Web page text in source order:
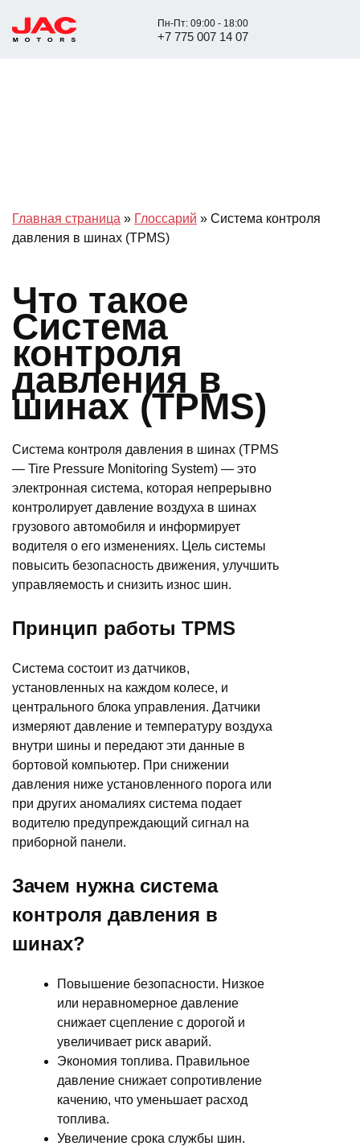
Пн-Пт: 09:00 - 18:00
+7 775 007 14 07
Главная страница » Глоссарий » Система контроля
давления в шинах (TPMS)
Что такое
Система
контроля
давления в
шинах (TPMS)
Система контроля давления в шинах (TPMS
— Tire Pressure Monitoring System) — это
электронная система, которая непрерывно
контролирует давление воздуха в шинах
грузового автомобиля и информирует
водителя о его изменениях. Цель системы
повысить безопасность движения, улучшить
управляемость и снизить износ шин.
Принцип работы TPMS
Система состоит из датчиков,
установленных на каждом колесе, и
центрального блока управления. Датчики
измеряют давление и температуру воздуха
внутри шины и передают эти данные в
бортовой компьютер. При снижении
давления ниже установленного порога или
при других аномалиях система подает
водителю предупреждающий сигнал на
приборной панели.
Зачем нужна система
контроля давления в
шинах?
Повышение безопасности. Низкое
или неравномерное давление
снижает сцепление с дорогой и
увеличивает риск аварий.
Экономия топлива. Правильное
давление снижает сопротивление
качению, что уменьшает расход
топлива.
Увеличение срока службы шин.